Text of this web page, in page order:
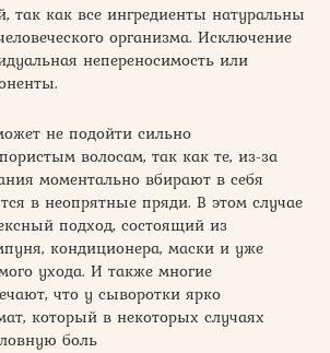
так как все ингредиенты натуральны
организма. Исключение
непереносимость или
не подойти сильно
волосам, так как те, из-за
моментально вбирают в себя
в неопрятные пряди. В этом случае
подход, состоящий из
кондиционера, маски и уже
ухода. И также многие
что у сыворотки ярко
который в некоторых случаях
боль